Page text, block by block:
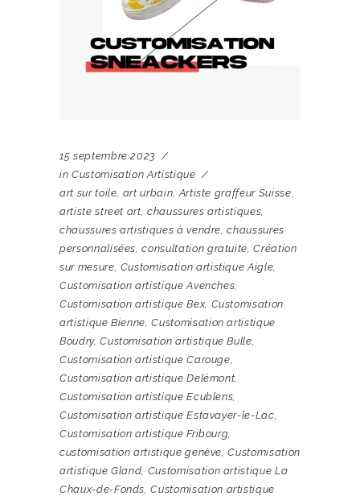
15 septembre 2023
in Customisation Artistique
art sur toile, art urbain,Artiste graffeur Suisse,
artiste street art,chaussures artistiques,
chaussures artistiques à vendre,chaussures
personnalisées,consultation gratuite,Création
sur mesure, Customisation artistique Aigle,
Customisation artistique Avenches,
Customisation artistique Bex, Customisation
artistique Bienne,Customisation artistique
Boudry,Customisation artistique Bulle,
Customisation artistique Carouge,
Customisation artistique Delémont,
Customisation artistique Ecublens,
Customisation artistique Estavayer-le-Lac,
Customisation artistique Fribourg,
customisation artistique genève,Customisation
artistique Gland, Customisation artistique La
Chaux-de-Fonds,Customisation artistique